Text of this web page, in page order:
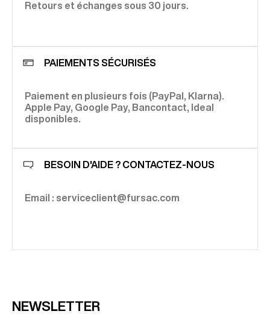
Retours et échanges sous 30 jours.
PAIEMENTS SÉCURISÉS
Paiement en plusieurs fois (PayPal, Klarna).
Apple Pay, Google Pay, Bancontact, Ideal
disponibles.
BESOIN D'AIDE ? CONTACTEZ-NOUS
Email : serviceclient@fursac.com
NEWSLETTER